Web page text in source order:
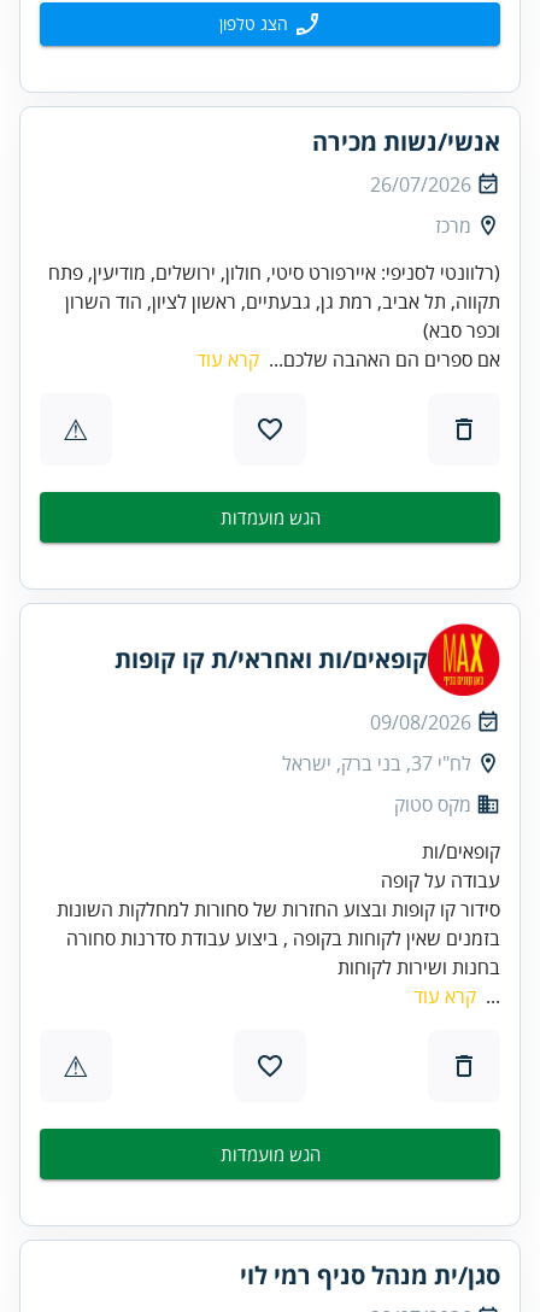
הצג טלפון
אנשי/נשות מכירה
26/07/2026
מרכז
(רלוונטי לסניפי: איירפורט סיטי, חולון, ירושלים, מודיעין, פתח
תקווה, תל אביב, רמת גן, גבעתיים, ראשון לציון, הוד השרון
וכפר סבא)
אם ספרים הם האהבה שלכם... קרא עוד
⚠
הגש מועמדות
קופאים/ות ואחראי/ת קו קופות
09/08/2026
לח"י 37, בני ברק, ישראל
מקס סטוק
בזמנים שאין לקוחות בקופה , ביצוע עבודת סדרנות סחורה
בחנות ושירות לקוחות
... קרא עוד
⚠
הגש מועמדות
סגן/ית מנהל סניף רמי לוי